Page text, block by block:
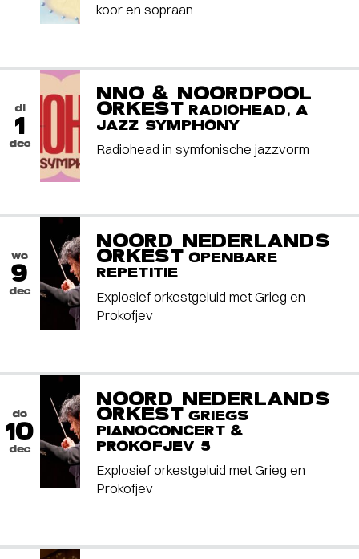
koor en sopraan
di
1
dec
NNO & NOORDPOOL
ORKEST RADIOHEAD, A
JAZZ SYMPHONY
Radiohead in symfonische jazzvorm
wo
9
dec
NOORD NEDERLANDS
ORKEST OPENBARE
REPETITIE
Explosief orkestgeluid met Grieg en
Prokofjev
do
10
dec
NOORD NEDERLANDS
ORKEST GRIEGS
PIANOCONCERT &
PROKOFJEV 5
Explosief orkestgeluid met Grieg en
Prokofjev